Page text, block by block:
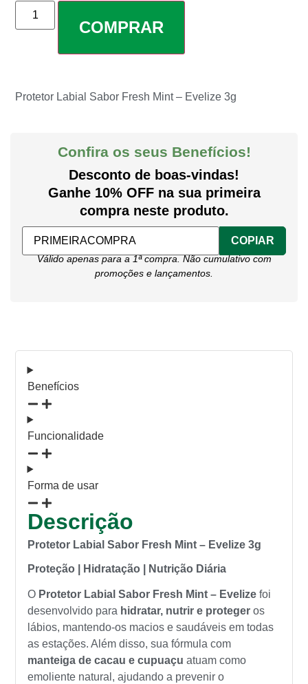
COMPRAR
Protetor Labial Sabor Fresh Mint – Evelize 3g
Confira os seus Benefícios!
Desconto de boas-vindas!
Ganhe 10% OFF na sua primeira
compra neste produto.
COPIAR
Válido apenas para a 1ª compra. Não cumulativo com
promoções e lançamentos.
Benefícios
Funcionalidade
Forma de usar
Descrição
Protetor Labial Sabor Fresh Mint – Evelize 3g
Proteção | Hidratação | Nutrição Diária
O Protetor Labial Sabor Fresh Mint – Evelizefoi
desenvolvido para hidratar, nutrir e protegeros
lábios, mantendo-os macios e saudáveis em todas
as estações. Além disso, sua fórmula com
manteiga de cacau e cupuaçu atuam como
emoliente natural, ajudando a prevenir o